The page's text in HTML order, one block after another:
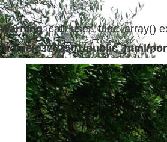
Warning: call_user_func_array()
/home/c3763501/public_html/